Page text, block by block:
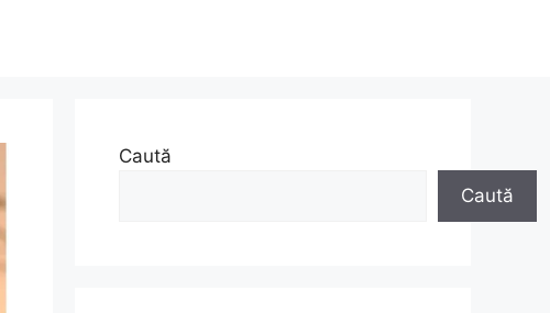
Caută
Caută